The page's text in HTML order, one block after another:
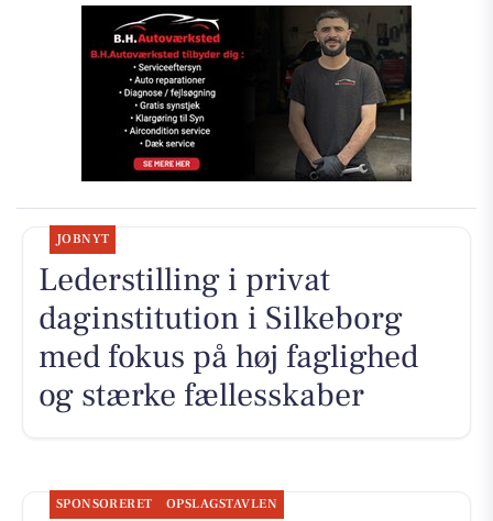
JOBNYT
Lederstilling i privat
daginstitution i Silkeborg
med fokus på høj faglighed
og stærke fællesskaber
SPONSORERET OPSLAGSTAVLEN